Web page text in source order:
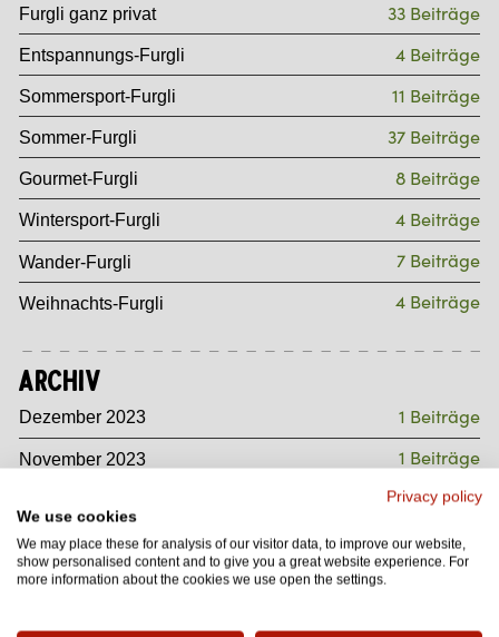
Furgli ganz privat 33 Beiträge
Entspannungs-Furgli 4 Beiträge
Sommersport-Furgli 11 Beiträge
Sommer-Furgli 37 Beiträge
Gourmet-Furgli 8 Beiträge
Wintersport-Furgli 4 Beiträge
Wander-Furgli 7 Beiträge
Weihnachts-Furgli 4 Beiträge
Archiv
Dezember 2023 1 Beiträge
November 2023 1 Beiträge
1 Beiträge
September 2023 1 Beiträge
August 2023
Privacy policy
We use cookies
We may place these for analysis of our visitor data, to improve our website,
show personalised content and to give you a great website experience. For
more information about the cookies we use open the settings.